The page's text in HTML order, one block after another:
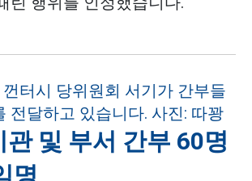
관 및 부서 간부 60명
명